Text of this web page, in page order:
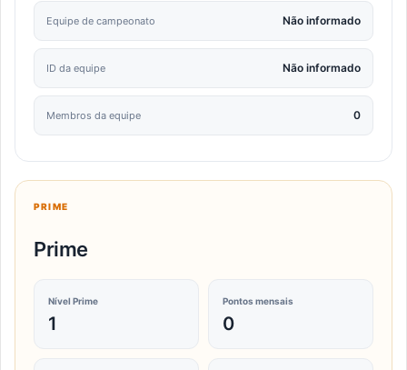
Equipe de campeonato Não informado
ID da equipe Não informado
Membros da equipe 0
PRIME
Prime
Nível Prime
1
Pontos mensais
0